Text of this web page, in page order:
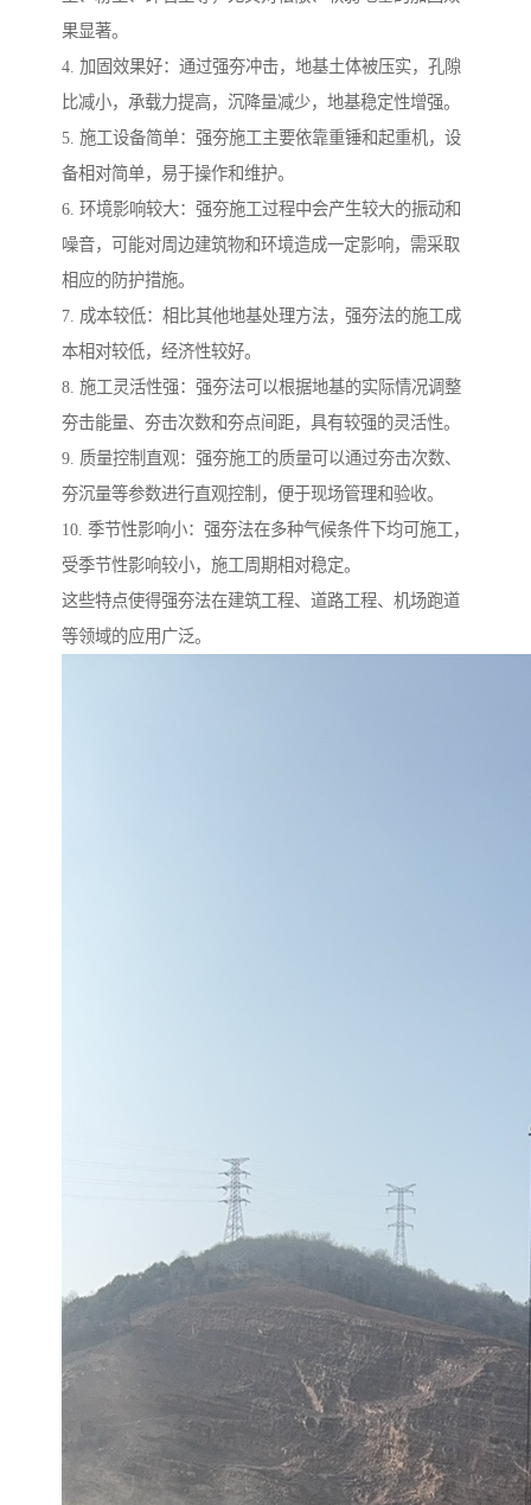
果显著。
4. 加固效果好：通过强夯冲击，地基土体被压实，孔隙
比减小，承载力提高，沉降量减少，地基稳定性增强。
5. 施工设备简单：强夯施工主要依靠重锤和起重机，设
备相对简单，易于操作和维护。
6. 环境影响较大：强夯施工过程中会产生较大的振动和
噪音，可能对周边建筑物和环境造成一定影响，需采取
相应的防护措施。
7. 成本较低：相比其他地基处理方法，强夯法的施工成
本相对较低，经济性较好。
8. 施工灵活性强：强夯法可以根据地基的实际情况调整
夯击能量、夯击次数和夯点间距，具有较强的灵活性。
9. 质量控制直观：强夯施工的质量可以通过夯击次数、
夯沉量等参数进行直观控制，便于现场管理和验收。
10. 季节性影响小：强夯法在多种气候条件下均可施工，
受季节性影响较小，施工周期相对稳定。
这些特点使得强夯法在建筑工程、道路工程、机场跑道
等领域的应用广泛。